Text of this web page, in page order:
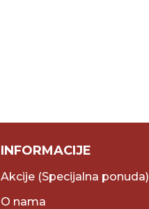
INFORMACIJE
Akcije (Specijalna ponuda)
O nama